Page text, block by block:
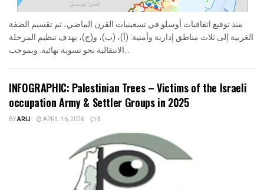
منذ توقيع اتفاقيات أوسلو في تسعينيات القرن الماضي، تم تقسيم الضفة
الغربية إلى ثلاث مناطق إدارية وأمنية: (أ)، (ب)، و(ج)، بهدف تنظيم المرحلة
الانتقالية نحو تسوية نهائية. وبموجب...
INFOGRAPHIC: Palestinian Trees – Victims of the Israeli
occupation Army & Settler Groups in 2025
BYARIJ APRIL 16, 2026 0